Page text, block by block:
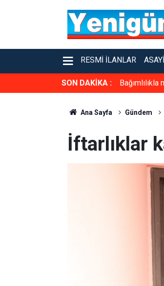
RESMI İLANLAR
SON DAKİKA :
Ana Sayfa Gündem
İftarlıklar